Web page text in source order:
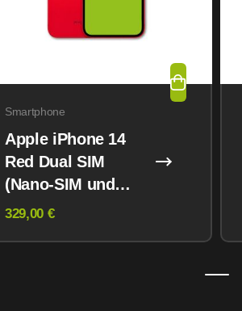
Smartphone
Apple iPhone 14
Red Dual SIM
(Nano-SIM und
eSIM) 128GB
329,00 €